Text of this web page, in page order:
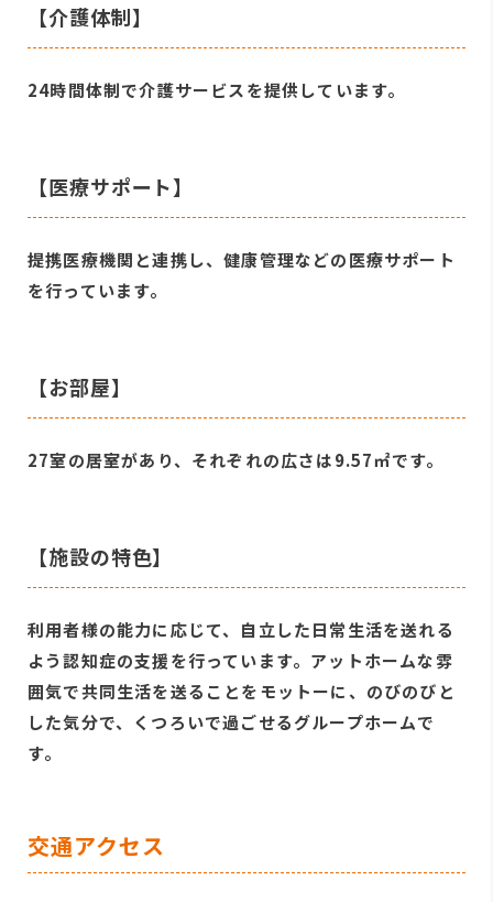
【介護体制】
24時間体制で介護サービスを提供しています。
【医療サポート】
提携医療機関と連携し、健康管理などの医療サポート
を行っています。
【お部屋】
27室の居室があり、それぞれの広さは9.57㎡です。
【施設の特色】
利用者様の能力に応じて、自立した日常生活を送れる
よう認知症の支援を行っています。アットホームな雰
囲気で共同生活を送ることをモットーに、のびのびと
した気分で、くつろいで過ごせるグループホームで
す。
交通アクセス